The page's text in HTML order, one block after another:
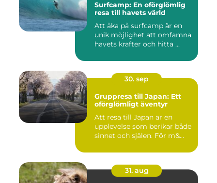
Surfcamp: En oförglömlig
resa till havets värld
Att åka på surfcamp är en
unik möjlighet att omfamna
havets krafter och hitta ...
30. sep
Gruppresa till Japan: Ett
oförglömligt äventyr
Att resa till Japan är en
upplevelse som berikar både
sinnet och själen. För m&...
31. aug